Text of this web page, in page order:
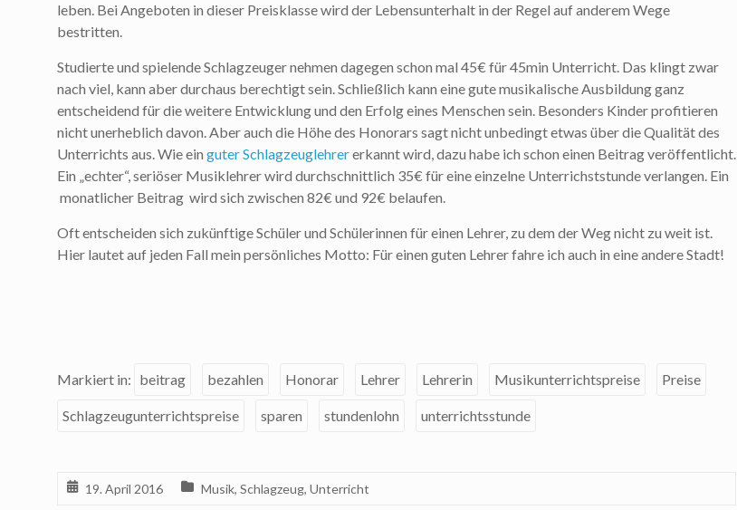
leben. Bei Angeboten in dieser Preisklasse wird der Lebensunterhalt in der Regel auf anderem Wege
bestritten.
Studierte und spielende Schlagzeuger nehmen dagegen schon mal 45€ für 45min Unterricht. Das klingt zwar
nach viel, kann aber durchaus berechtigt sein. Schließlich kann eine gute musikalische Ausbildung ganz
entscheidend für die weitere Entwicklung und den Erfolg eines Menschen sein. Besonders Kinder profitieren
nicht unerheblich davon. Aber auch die Höhe des Honorars sagt nicht unbedingt etwas über die Qualität des
Unterrichts aus. Wie ein guter Schlagzeuglehrererkannt wird, dazu habe ich schon einen Beitrag veröffentlicht.
Ein „echter“, seriöser Musiklehrer wird durchschnittlich 35€ für eine einzelne Unterrichststunde verlangen. Ein
monatlicher Beitrag wird sich zwischen 82€ und 92€ belaufen.
Oft entscheiden sich zukünftige Schüler und Schülerinnen für einen Lehrer, zu dem der Weg nicht zu weit ist.
Hier lautet auf jeden Fall mein persönliches Motto: Für einen guten Lehrer fahre ich auch in eine andere Stadt!
Markiert in: beitrag bezahlen Honorar Lehrer Lehrerin Musikunterrichtspreise Preise
Schlagzeugunterrichtspreise sparen stundenlohn unterrichtsstunde
19. April 2016 Musik, Schlagzeug, Unterricht